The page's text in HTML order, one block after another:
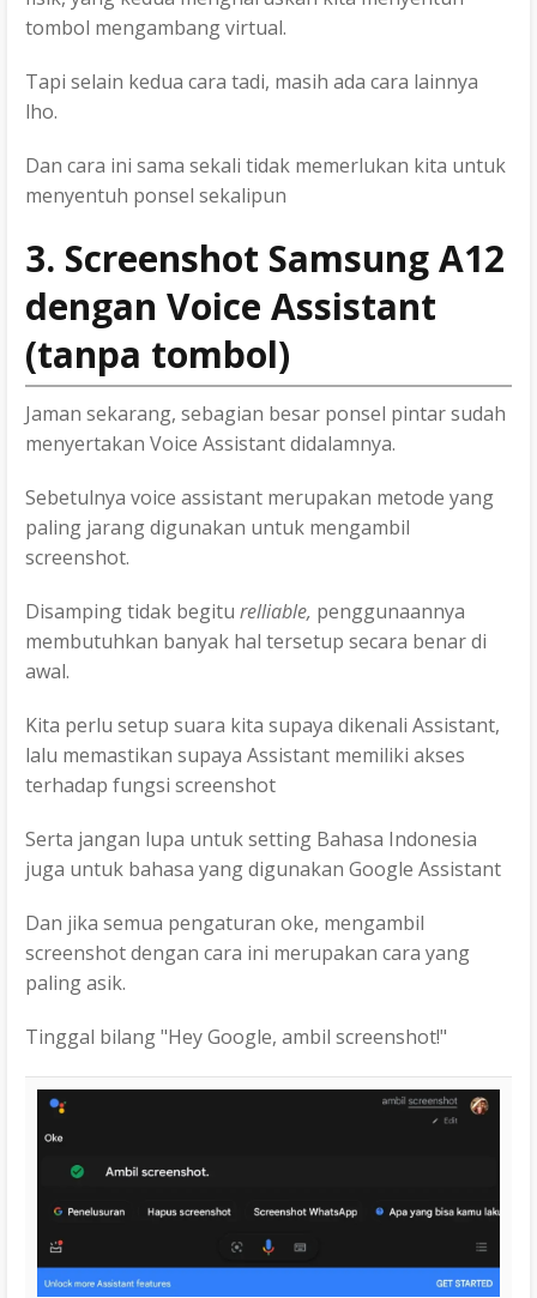
tombol mengambang virtual.
Tapi selain kedua cara tadi, masih ada cara lainnya
lho.
Dan cara ini sama sekali tidak memerlukan kita untuk
menyentuh ponsel sekalipun
3. Screenshot Samsung A12
dengan Voice Assistant
(tanpa tombol)
Jaman sekarang, sebagian besar ponsel pintar sudah
menyertakan Voice Assistant didalamnya.
Sebetulnya voice assistant merupakan metode yang
paling jarang digunakan untuk mengambil
screenshot.
Disamping tidak begitu relliable, penggunaannya
membutuhkan banyak hal tersetup secara benar di
awal.
Kita perlu setup suara kita supaya dikenali Assistant,
lalu memastikan supaya Assistant memiliki akses
terhadap fungsi screenshot
Serta jangan lupa untuk setting Bahasa Indonesia
juga untuk bahasa yang digunakan Google Assistant
Dan jika semua pengaturan oke, mengambil
screenshot dengan cara ini merupakan cara yang
paling asik.
Tinggal bilang "Hey Google, ambil screenshot!"